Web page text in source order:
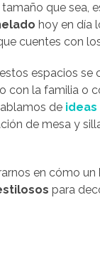
tamaño que sea,
hoy en día
cuentes con
espacios se
con la familia o
de
de mesa y
en cómo un
para